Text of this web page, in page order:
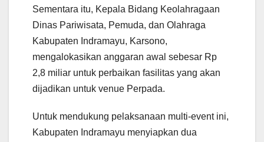
Sementara itu, Kepala Bidang Keolahragaan
Dinas Pariwisata, Pemuda, dan Olahraga
Kabupaten Indramayu, Karsono,
mengalokasikan anggaran awal sebesar Rp
2,8 miliar untuk perbaikan fasilitas yang akan
dijadikan untuk venue Perpada.
Untuk mendukung pelaksanaan multi-event ini,
Kabupaten Indramayu menyiapkan dua